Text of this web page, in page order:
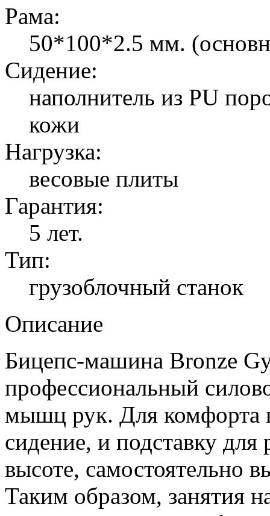
Рама:
50*100*2.5 мм.
Сидение:
наполнитель из PU
кожи
Нагрузка:
весовые плиты
Гарантия:
5 лет.
Тип:
грузоблочный станок
Описание
Бицепс-машина Bronze
профессиональный
мышц рук. Для комфорта
сидение, и подставку
высоте, самостоятельно
Таким образом, занятия